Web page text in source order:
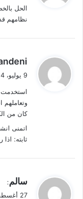
ل
الحل
نظامهم
ي
ل
9 يوليو، 2014 الساعة 12:30 م
كان من
اتمنى
ثابته:
يسالم:
27 أغسطس، 2014 الساعة 1:49 م